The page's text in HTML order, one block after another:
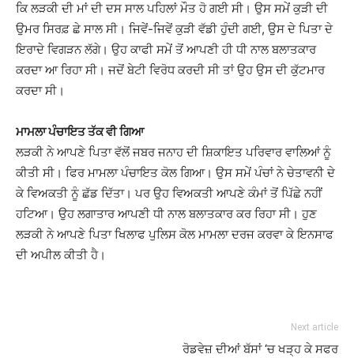
ਕਿ ਲੜਕੀ ਦੀ ਮਾਂ ਦੀ ਦਸ ਸਾਲ ਪਹਿਲਾਂ ਮੌਤ ਹੋ ਗਈ ਸੀ। ਉਸ ਸਮੇਂ ਕੁੜੀ ਦੀ
ਉਮਰ ਸਿਰਫ਼ ਛੇ ਸਾਲ ਸੀ। ਜਿਵੇਂ-ਜਿਵੇਂ ਕੁੜੀ ਵੱਡੀ ਹੁੰਦੀ ਗਈ, ਉਸ ਦੇ ਪਿਤਾ ਦੇ
ਇਰਾਦੇ ਵਿਗੜਨ ਲੱਗੇ। ਉਹ ਕਾਫੀ ਸਮੇਂ ਤੋਂ ਆਪਣੀ ਹੀ ਧੀ ਨਾਲ ਬਲਾਤਕਾਰ
ਕਰਦਾ ਆ ਰਿਹਾ ਸੀ। ਜਦੋਂ ਬੇਟੀ ਵਿਰੋਧ ਕਰਦੀ ਸੀ ਤਾਂ ਉਹ ਉਸ ਦੀ ਕੁੱਟਮਾਰ
ਕਰਦਾ ਸੀ।
ਮਾਮਲਾ ਪੰਚਾਇਤ ਤੱਕ ਵੀ ਗਿਆ
ਲੜਕੀ ਨੇ ਆਪਣੇ ਪਿਤਾ ਵੱਲੋਂ ਜਬਰ ਜਨਾਹ ਦੀ ਸ਼ਿਕਾਇਤ ਪਰਿਵਾਰ ਵਾਲਿਆਂ ਨੂੰ
ਕੀਤੀ ਸੀ। ਫਿਰ ਮਾਮਲਾ ਪੰਚਾਇਤ ਕੋਲ ਗਿਆ। ਉਸ ਸਮੇਂ ਪੰਚਾਂ ਨੇ ਚੇਤਾਵਨੀ ਦੇ
ਕੇ ਵਿਅਕਤੀ ਨੂੰ ਛੱਡ ਦਿੱਤਾ। ਪਰ ਉਹ ਵਿਅਕਤੀ ਆਪਣੇ ਕੰਮਾਂ ਤੋਂ ਪਿੱਛੇ ਨਹੀਂ
ਹਟਿਆ। ਉਹ ਲਗਾਤਾਰ ਆਪਣੀ ਧੀ ਨਾਲ ਬਲਾਤਕਾਰ ਕਰ ਰਿਹਾ ਸੀ। ਹੁਣ
ਲੜਕੀ ਨੇ ਆਪਣੇ ਪਿਤਾ ਖਿਲਾਫ ਪੁਲਿਸ ਕੋਲ ਮਾਮਲਾ ਦਰਜ ਕਰਵਾ ਕੇ ਇਨਸਾਫ
ਦੀ ਅਪੀਲ ਕੀਤੀ ਹੈ।
Next article
ਰੋਡਵੇਜ਼ ਦੀਆਂ ਬੱਸਾਂ ‘ਚ ਖੜ੍ਹ ਕੇ ਸਫਰ